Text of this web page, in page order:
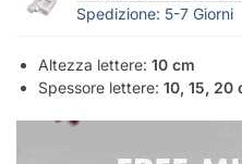
Spedizione: 5-7 Giorni
Altezza lettere: 10 cm
Spessore lettere: 10, 15,